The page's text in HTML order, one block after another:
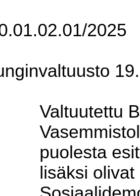
2025
Valtuutettu
puolesta
lisäksi